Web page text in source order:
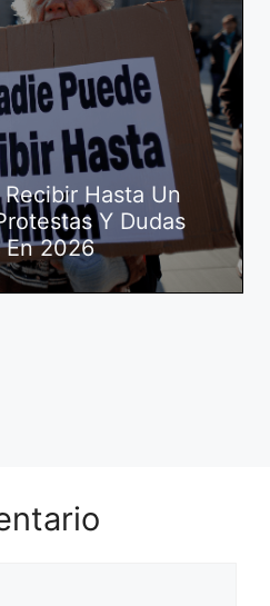
Hasta Un
Y Dudas
En 2026